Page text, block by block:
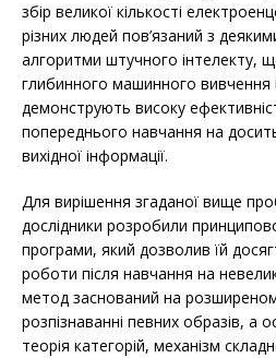
збір великої кількості
різних людей пов’язаний з
алгоритми штучного інтелекту,
глибинного машинного
демонструють високу
попереднього навчання на
вихідної інформації.
Для вирішення згаданої вище
дослідники розробили
програми, який дозволив їй
роботи після навчання на
метод заснований на розширеному
розпізнаванні певних образів,
теорія категорій, механізм